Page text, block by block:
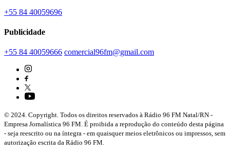
+55 84 40059696
Publicidade
+55 84 40059666 comercial96fm@gmail.com
© 2024. Copyright. Todos os direitos reservados à Rádio 96 FM Natal/RN -
Empresa Jornalística 96 FM. É proibida a reprodução do conteúdo desta página
- seja reescrito ou na íntegra - em quaisquer meios eletrônicos ou impressos, sem
autorização escrita da Rádio 96 FM.